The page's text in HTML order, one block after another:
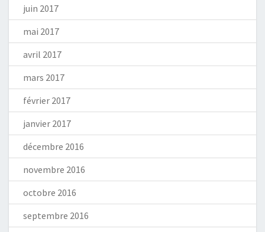
juin 2017
mai 2017
avril 2017
mars 2017
février 2017
janvier 2017
décembre 2016
novembre 2016
octobre 2016
septembre 2016